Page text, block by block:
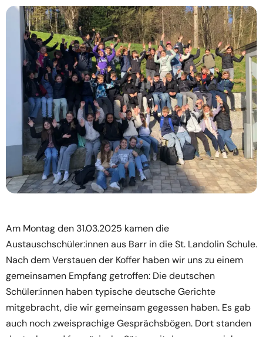
Am Montag den 31.03.2025 kamen die
Austauschschüler:innen aus Barr in die St. Landolin Schule.
Nach dem Verstauen der Koffer haben wir uns zu einem
gemeinsamen Empfang getroffen: Die deutschen
Schüler:innen haben typische deutsche Gerichte
mitgebracht, die wir gemeinsam gegessen haben. Es gab
auch noch zweisprachige Gesprächsbögen. Dort standen